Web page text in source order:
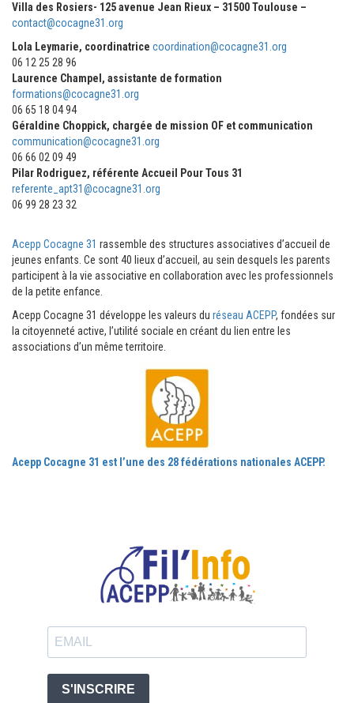
Villa des Rosiers- 125 avenue Jean Rieux – 31500 Toulouse –
contact@cocagne31.org
Lola Leymarie, coordinatrice coordination@cocagne31.org
06 12 25 28 96
Laurence Champel, assistante de formation
formations@cocagne31.org
06 65 18 04 94
Géraldine Choppick, chargée de mission OF et communication
communication@cocagne31.org
06 66 02 09 49
Pilar Rodriguez, référente Accueil Pour Tous 31
referente_apt31@cocagne31.org
06 99 28 23 32
Acepp Cocagne 31 rassemble des structures associatives d’accueil de
jeunes enfants. Ce sont 40 lieux d’accueil, au sein desquels les parents
participent à la vie associative en collaboration avec les professionnels
de la petite enfance.
Acepp Cocagne 31 développe les valeurs du réseau ACEPP, fondées sur
la citoyenneté active, l’utilité sociale en créant du lien entre les
associations d’un même territoire.
Acepp Cocagne 31 est l’une des 28 fédérations nationales ACEPP.